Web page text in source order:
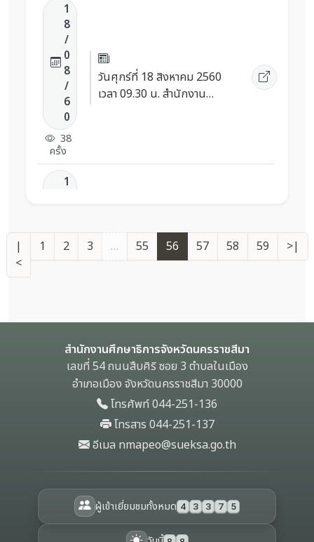
1
8
/
0
8
/
6
0
38
ครั้ง
วันศุกร์ที่ 18 สิงหาคม 2560
เวลา 09.30 น. สำนักงาน
ณ ห้องประชุม St.Charies ชั้น
มี นายจรูญพงษ์ จีระมะกร
ประธานอนุกรรมการ เป็น
ประธาน
1
8
ครั้ง
วันพฤหัสบดีที่ 17 สิงหาคม
13/2560 ณ ห้องประชุมเฟื่อง
ฟ้า โรงเรียนสุรนารีวิทยา อำเภอ
เมือง จังหวัดนครราชสีมา โดย
มี พลเอกมารุต ลิ้มเจริญ เป็น
ประธานการประชุม
1
5
วันที่ 15 สิงหาคม 2560 เวลา
10.00 น. นายสุวิทย์ ศรีฉาย
รองศึกษาธิการจังหวัด รักษา
การในตำแหน่ง ศึกษาธิการ
จังหวัดนครราชสีมา ร่วมประชุม
เตรียมความพร้อมรับคณะ
รัฐมนตรีสัญจร ณ ห้องราชสีมา
1
|
<
1 2 3 … 55 56 57 58 59 >|
สำนักงานศึกษาธิการจังหวัดนครราชสีมา
เลขที่ 54 ถนนสืบศิริ ซอย 3 ตำบลในเมือง
อำเภอเมือง จังหวัดนครราชสีมา 30000
โทรศัพท์ 044-251-136
โทรสาร 044-251-137
อีเมล nmapeo@sueksa.go.th
ผู้เข้าเยี่ยมชมทั้งหมด 4 3 3 7 5